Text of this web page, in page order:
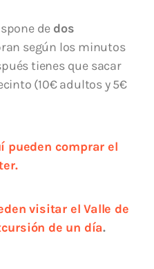
de dos
según los minutos
tienes que sacar
(10€ adultos y 5€
pueden comprar el
visitar el Valle de
de un día.